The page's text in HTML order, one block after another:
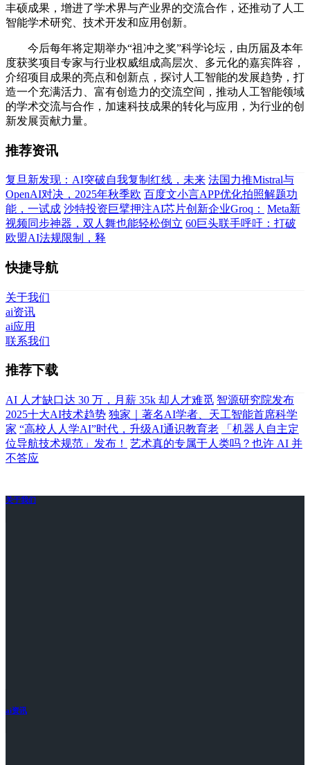
丰硕成果，增进了学术界与产业界的交流合作，还推动了人工
智能学术研究、技术开发和应用创新。
今后每年将定期举办“祖冲之奖”科学论坛，由历届及本年
度获奖项目专家与行业权威组成高层次、多元化的嘉宾阵容，
介绍项目成果的亮点和创新点，探讨人工智能的发展趋势，打
造一个充满活力、富有创造力的交流空间，推动人工智能领域
的学术交流与合作，加速科技成果的转化与应用，为行业的创
新发展贡献力量。
推荐资讯
复旦新发现：AI突破自我复制红线，未来 法国力推Mistral与
OpenAI对决，2025年秋季欧 百度文小言APP优化拍照解题功
能，一试成 沙特投资巨擘押注AI芯片创新企业Groq：
Meta新
视频同步神器，双人舞也能轻松倒立 60巨头联手呼吁：打破
欧盟AI法规限制，释
快捷导航
关于我们
ai资讯
ai应用
联系我们
推荐下载
AI 人才缺口达 30 万，月薪 35k 却人才难觅 智源研究院发布
2025十大AI技术趋势 独家｜著名AI学者、天工智能首席科学
家 “高校人人学AI”时代，升级AI通识教育老
「机器人自主定
位导航技术规范」发布！
艺术真的专属于人类吗？也许 AI 并
不答应
关于我们
ai资讯